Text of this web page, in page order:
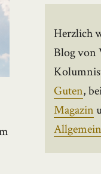
Herzlich
Blog von
Guten,
Magazin